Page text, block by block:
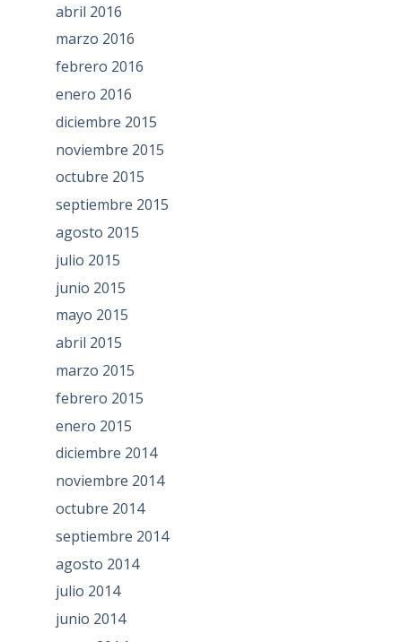
abril 2016
marzo 2016
febrero 2016
enero 2016
diciembre 2015
noviembre 2015
octubre 2015
septiembre 2015
agosto 2015
julio 2015
junio 2015
mayo 2015
abril 2015
marzo 2015
febrero 2015
enero 2015
diciembre 2014
noviembre 2014
octubre 2014
septiembre 2014
agosto 2014
julio 2014
junio 2014